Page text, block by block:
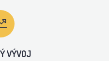
VÝVOJ